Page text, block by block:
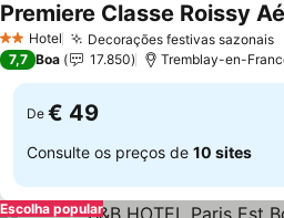
2 Estrelas
Hotel Decorações festivas sazonais
7,7 Boa 17.850 Tremblay-en-
De € 49
Consulte os preços de 10 sites
Escolha popular